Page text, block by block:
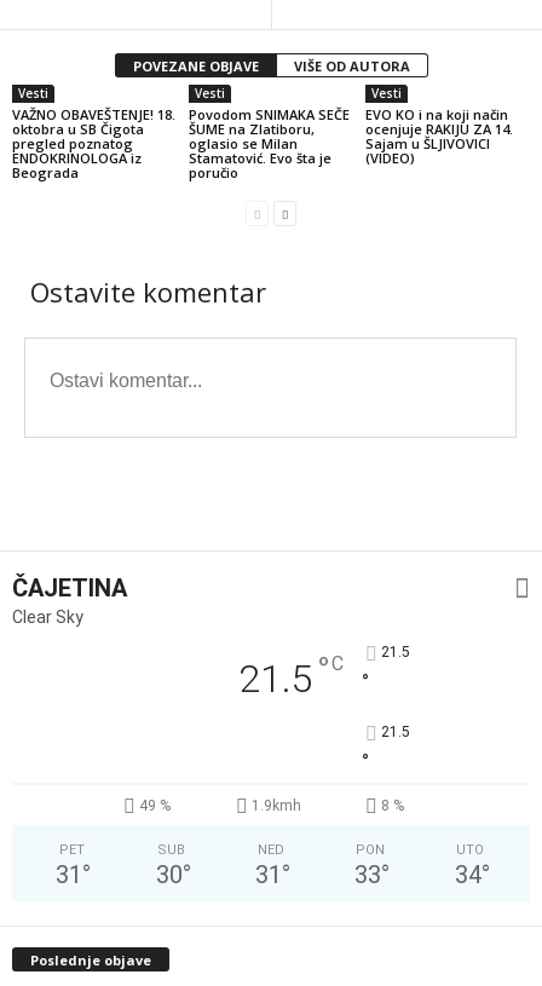
POVEZANE OBJAVE VIŠE OD AUTORA
Vesti
VAŽNO OBAVEŠTENJE! 18.
oktobra u SB Čigota
pregled poznatog
ENDOKRINOLOGA iz
Beograda
Vesti
Povodom SNIMAKA SEČE
ŠUME na Zlatiboru,
oglasio se Milan
Stamatović. Evo šta je
poručio
Vesti
EVO KO i na koji način
ocenjuje RAKIJU ZA 14.
Sajam u ŠLJIVOVICI
(VIDEO)
Ostavite komentar
ČAJETINA
Clear Sky
21.5 °C 21.5
°
21.5
°
49 % 1.9kmh 8 %
PET
31 °
SUB
30°
NED
31 °
PON
33°
UTO
34°
Poslednje objave